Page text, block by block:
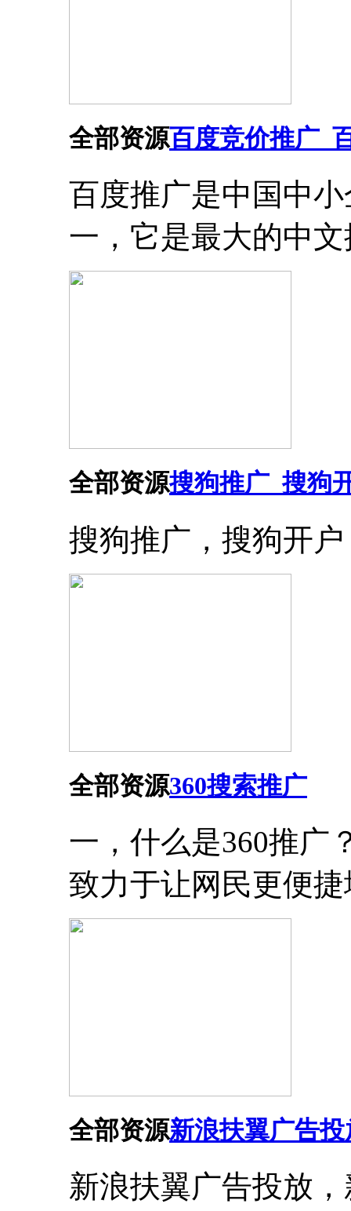
全部资源百度竞价推广_
百度推广是中国中
一，它是最大的中
全部资源搜狗推广_搜狗
搜狗推广，搜狗开
全部资源360搜索推广
一，什么是360推广
致力于让网民更便
全部资源新浪扶翼广告
新浪扶翼广告投放